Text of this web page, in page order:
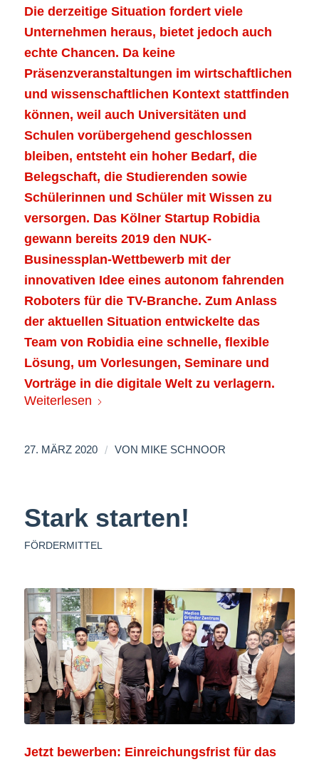
Die derzeitige Situation fordert viele
Unternehmen heraus, bietet jedoch auch
echte Chancen. Da keine
Präsenzveranstaltungen im wirtschaftlichen
und wissenschaftlichen Kontext stattfinden
können, weil auch Universitäten und
Schulen vorübergehend geschlossen
bleiben, entsteht ein hoher Bedarf, die
Belegschaft, die Studierenden sowie
Schülerinnen und Schüler mit Wissen zu
versorgen. Das Kölner Startup Robidia
gewann bereits 2019 den NUK-
Businessplan-Wettbewerb mit der
innovativen Idee eines autonom fahrenden
Roboters für die TV-Branche. Zum Anlass
der aktuellen Situation entwickelte das
Team von Robidia eine schnelle, flexible
Lösung, um Vorlesungen, Seminare und
Vorträge in die digitale Welt zu verlagern.
Weiterlesen
27. MÄRZ 2020 / VON MIKE SCHNOOR
Stark starten!
FÖRDERMITTEL
Jetzt bewerben: Einreichungsfrist für das